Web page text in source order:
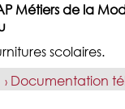
Métiers de la
scolaires.
› Documentation